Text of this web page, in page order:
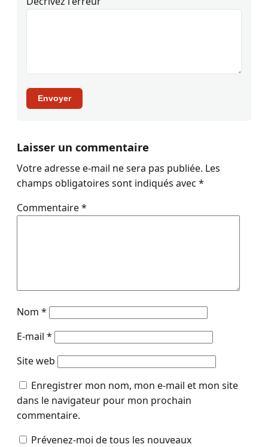
Envoyer
Laisser un commentaire
Votre adresse e-mail ne sera pas publiée. Les
champs obligatoires sont indiqués avec *
Commentaire*
Nom *
E-mail *
Site web
Enregistrer mon nom, mon e-mail et mon site
dans le navigateur pour mon prochain
commentaire.
Prévenez-moi de tous les nouveaux